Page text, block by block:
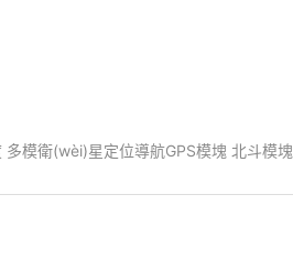
模衛(wèi)星定位導航GPS模塊 北斗模塊